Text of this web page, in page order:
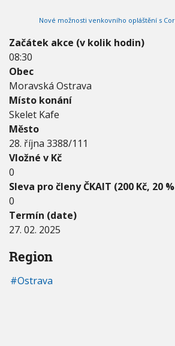
E
5
-
2
7
.
0
2
.
2
0
2
5
Nové možnosti venkovního opláštění s
Začátek akce (v kolik hodin)
08:30
Obec
Moravská Ostrava
Místo konání
Skelet Kafe
Město
28. října 3388/111
Vložné v Kč
0
Sleva pro členy ČKAIT (200 Kč, 20
0
Termín (date)
27. 02. 2025
Region
Ostrava